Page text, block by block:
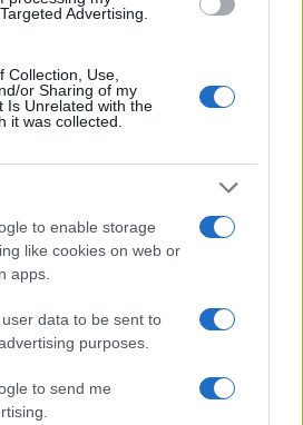
Advertising.
Collection, Use,
or Sharing of my
Is Unrelated with the
it was collected.
to enable storage
like cookies on web or
apps.
data to be sent to
purposes.
to send me